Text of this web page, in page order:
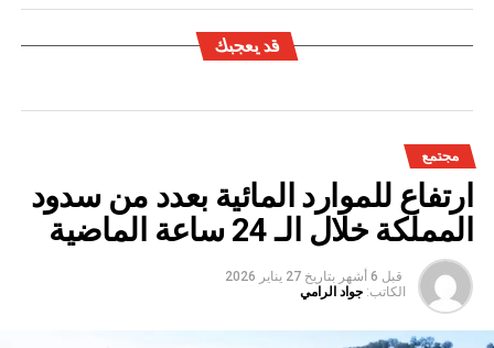
قد يعجبك
مجتمع
ارتفاع للموارد المائية بعدد من سدود
المملكة خلال الـ 24 ساعة الماضية
قبل 6 أشهر بتاريخ 27 يناير 2026
الكاتب: جواد الرامي